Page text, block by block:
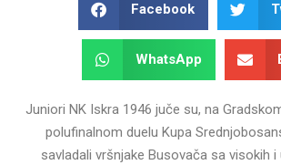
Facebook
WhatsApp
Juniori NK Iskra 1946 juče su, na
polufinalnom duelu Kupa
savladali vršnjake Busovača sa visokih i